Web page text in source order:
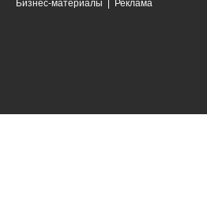
Бизнес-материалы Реклама